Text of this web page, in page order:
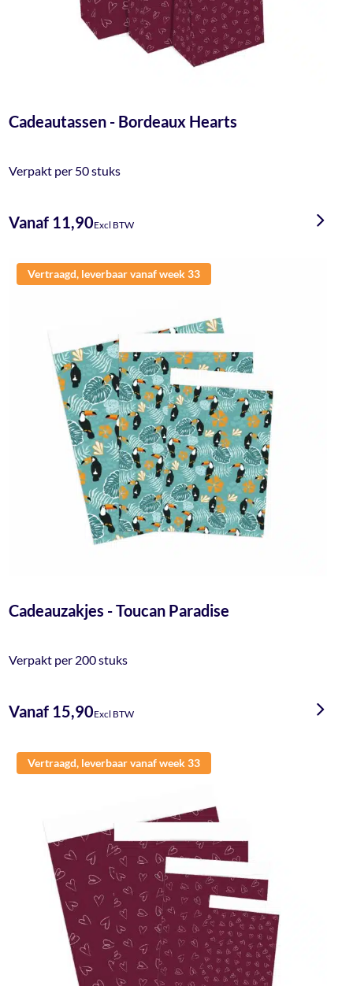
Cadeautassen - Bordeaux Hearts
Verpakt per 50 stuks
Vanaf 11,90Excl BTW
Vertraagd, leverbaar vanaf week 33
Cadeauzakjes - Toucan Paradise
Verpakt per 200 stuks
Vanaf 15,90Excl BTW
Vertraagd, leverbaar vanaf week 33